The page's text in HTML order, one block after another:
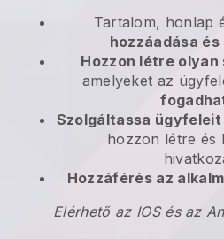
Tartalom, honlap
hozzáadása
Hozzon létre
amelyeket az
Szolgáltassa ügyfeleit
hozzon létre és
Hozzáférés az
Elérhető az IOS és az